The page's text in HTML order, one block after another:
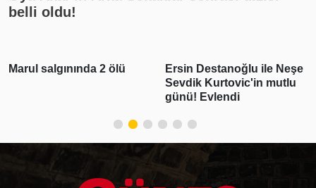
belli oldu!
Ersin Destanoğlu ile Neşe
Deniz Can Aktaş ve
Devrim Özkan aşk
Romantik paylaşım geldi